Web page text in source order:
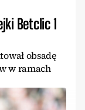
Betclic 1
obsadę
w ramach